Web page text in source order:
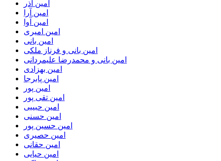
امین آذر
امین آرا
امین آوا
امین امیری
امین بانی
امین بانی و فرناز ملکی
امین بانی و محمدرضا علیمردانی
امین بهزادی
امین پابرجا
امین پور
امین تقی پور
امین حبیبی
امین حسنی
امین حسین پور
امین حصیری
امین حقانی
امین حیایی